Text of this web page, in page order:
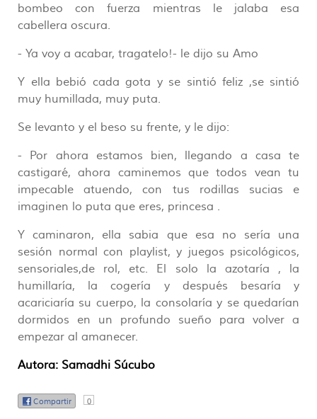
bombeo con fuerza mientras le jalaba esa
cabellera oscura.
- Ya voy a acabar, tragatelo!- le dijo su Amo
Y ella bebió cada gota y se sintió feliz ,se sintió
muy humillada, muy puta.
Se levanto y el beso su frente, y le dijo:
- Por ahora estamos bien, llegando a casa te
castigaré, ahora caminemos que todos vean tu
impecable atuendo, con tus rodillas sucias e
imaginen lo puta que eres, princesa .
Y caminaron, ella sabia que esa no sería una
sesión normal con playlist, y juegos psicológicos,
sensoriales,de rol, etc. El solo la azotaría , la
humillaría, la cogería y después besaría y
acariciaría su cuerpo, la consolaría y se quedarían
dormidos en un profundo sueño para volver a
empezar al amanecer.
Autora: Samadhi Súcubo
Compartir 0